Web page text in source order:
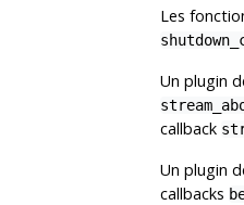
Les
Un plugin
callback
Un plugin
callbacks